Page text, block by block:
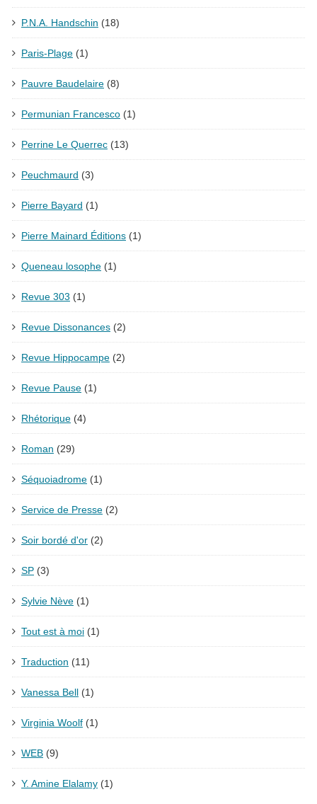
P.N.A. Handschin (18)
Paris-Plage (1)
Pauvre Baudelaire (8)
Permunian Francesco (1)
Perrine Le Querrec (13)
Peuchmaurd (3)
Pierre Bayard (1)
Pierre Mainard Éditions (1)
Queneau losophe (1)
Revue 303 (1)
Revue Dissonances (2)
Revue Hippocampe (2)
Revue Pause (1)
Rhétorique (4)
Roman (29)
Séquoiadrome (1)
Service de Presse (2)
Soir bordé d'or (2)
SP (3)
Sylvie Nève (1)
Tout est à moi (1)
Traduction (11)
Vanessa Bell (1)
Virginia Woolf (1)
WEB (9)
Y. Amine Elalamy (1)